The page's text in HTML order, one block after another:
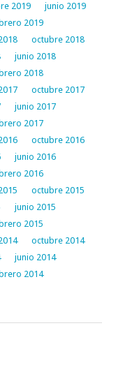
2019
junio 2019
2019
octubre 2018
junio 2018
2018
octubre 2017
junio 2017
2017
octubre 2016
junio 2016
2016
octubre 2015
junio 2015
2015
octubre 2014
junio 2014
2014